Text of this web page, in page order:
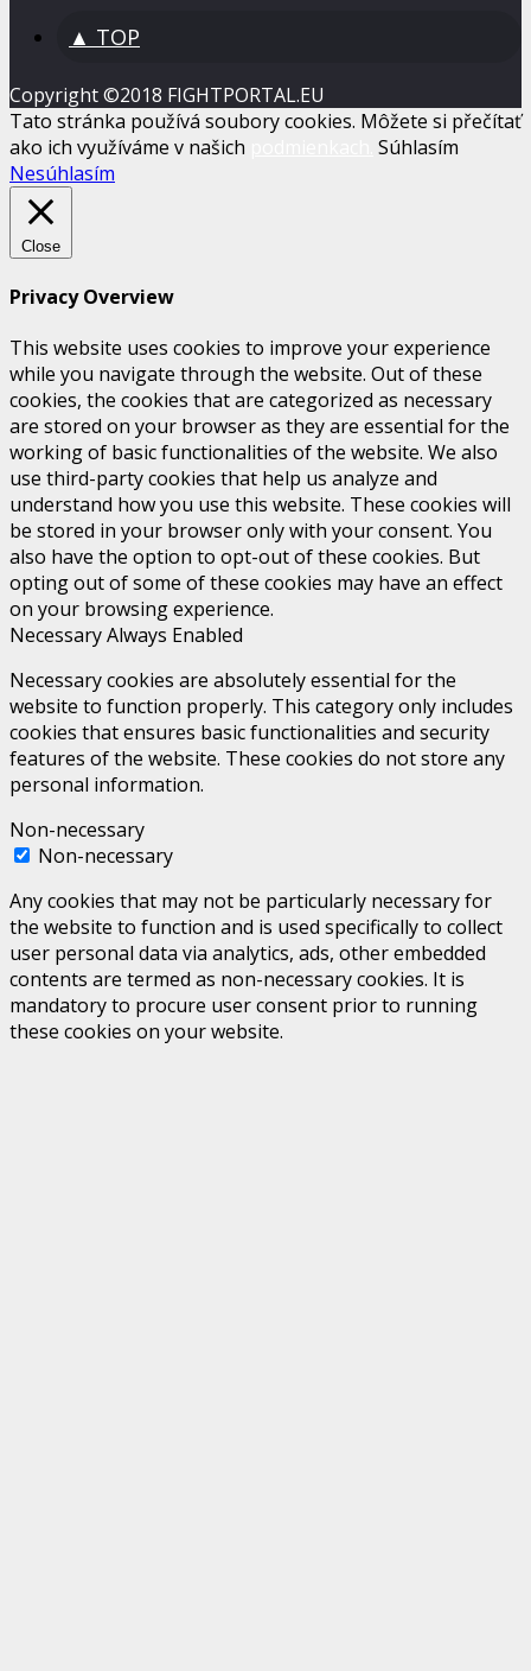
▲ TOP
Copyright ©2018 FIGHTPORTAL.EU
Tato stránka používá soubory cookies. Môžete si přečítať
ako ich využíváme v našich
Súhlasím
Nesúhlasím
Close
Privacy Overview
This website uses cookies to improve your experience
while you navigate through the website. Out of these
cookies, the cookies that are categorized as necessary
are stored on your browser as they are essential for the
working of basic functionalities of the website. We also
use third-party cookies that help us analyze and
understand how you use this website. These cookies will
be stored in your browser only with your consent. You
also have the option to opt-out of these cookies. But
opting out of some of these cookies may have an effect
on your browsing experience.
NecessaryAlways Enabled
Necessary cookies are absolutely essential for the
website to function properly. This category only includes
cookies that ensures basic functionalities and security
features of the website. These cookies do not store any
personal information.
Non-necessary
Non-necessary
Any cookies that may not be particularly necessary for
the website to function and is used specifically to collect
user personal data via analytics, ads, other embedded
contents are termed as non-necessary cookies. It is
mandatory to procure user consent prior to running
these cookies on your website.